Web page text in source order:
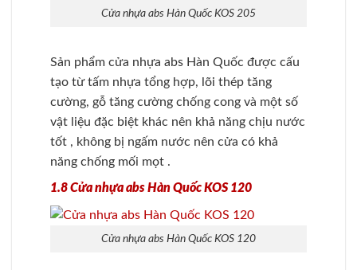
Cửa nhựa abs Hàn Quốc KOS 205
Sản phẩm cửa nhựa abs Hàn Quốc được cấu
tạo từ tấm nhựa tổng hợp, lõi thép tăng
cường, gỗ tăng cường chống cong và một số
vật liệu đặc biệt khác nên khả năng chịu nước
tốt , không bị ngấm nước nên cửa có khả
năng chống mối mọt .
1.8 Cửa nhựa abs Hàn Quốc KOS 120
Cửa nhựa abs Hàn Quốc KOS 120